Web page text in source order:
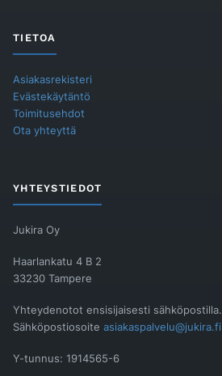
TIETOA
Asiakasrekisteri
Evästekäytäntö
Toimitusehdot
Ota yhteyttä
YHTEYSTIEDOT
Jukira Oy
Haarlankatu 4 B 2
33230 Tampere
Yhteydenotot ensisijaisesti sähköpostilla.
Sähköpostiosoite asiakaspalvelu@jukira.fi
Y-tunnus: 1914565-6